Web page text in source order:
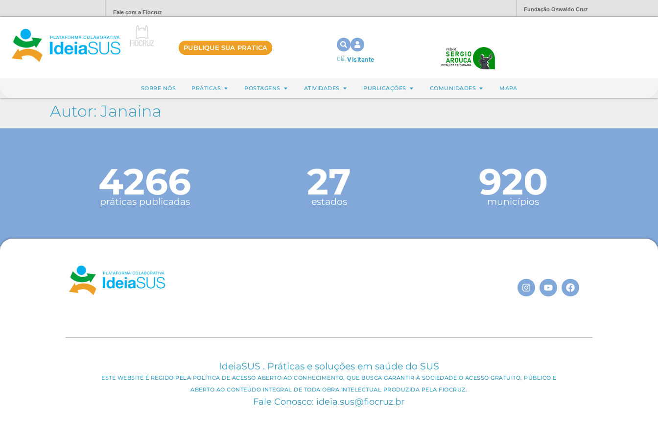
Fale com a Fiocruz Fundação Oswaldo Cruz
PUBLIQUE SUA PRATICA
Olá,Visitante
SOBRE NÓS PRÁTICAS POSTAGENS ATIVIDADES PUBLICAÇÕES COMUNIDADES MAPA
Autor: Janaina
4266
práticas publicadas 27
estados 920
municípios
IdeiaSUS . Práticas e soluções em saúde do SUS
ESTE WEBSITE É REGIDO PELA POLÍTICA DE ACESSO ABERTO AO CONHECIMENTO, QUE BUSCA GARANTIR À SOCIEDADE O ACESSO GRATUITO, PÚBLICO E
ABERTO AO CONTEÚDO INTEGRAL DE TODA OBRA INTELECTUAL PRODUZIDA PELA FIOCRUZ.
Fale Conosco: ideia.sus@fiocruz.br